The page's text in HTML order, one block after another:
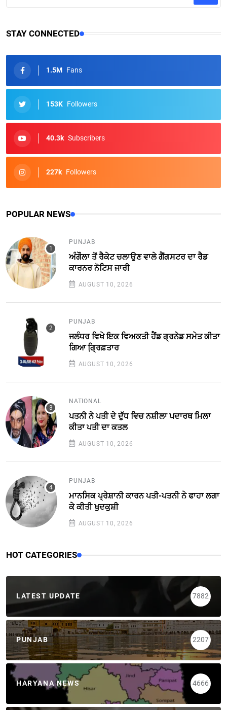
STAY CONNECTED
1.5M Fans
153K Followers
40.3k Subscribers
227k Followers
POPULAR NEWS
PUNJAB
ਅੰਗੌਲਾ ਤੋਂ ਰੈਕੇਟ ਚਲਾਉਣ ਵਾਲੇ ਗੈਂਗਸਟਰ ਦਾ ਰੈਡ
ਕਾਰਨਰ ਨੋਟਿਸ ਜਾਰੀ
AUGUST 10, 2026
PUNJAB
ਜਲੰਧਰ ਵਿਖੇ ਇਕ ਵਿਅਕਤੀ ਹੈਂਡ ਗ੍ਰਨੇਡ ਸਮੇਤ ਕੀਤਾ
ਗਿਆ ਗ੍ਰਿ਼ਫ਼ਤਾਰ
AUGUST 10, 2026
NATIONAL
ਪਤਨੀ ਨੇ ਪਤੀ ਦੇ ਦੁੱਧ ਵਿਚ ਨਸ਼ੀਲਾ ਪਦਾਰਥ ਮਿਲਾ
ਕੀਤਾ ਪਤੀ ਦਾ ਕਤਲ
AUGUST 10, 2026
PUNJAB
ਮਾਨਸਿਕ ਪ੍ਰੇਸ਼ਾਨੀ ਕਾਰਨ ਪਤੀ-ਪਤਨੀ ਨੇ ਫਾਹਾ ਲਗਾ
ਕੇ ਕੀਤੀ ਖੁਦਕੁਸ਼ੀ
AUGUST 10, 2026
HOT CATEGORIES
LATEST UPDATE 7882
PUNJAB 2207
HARYANA NEWS 4666